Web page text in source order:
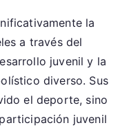
la
a través del
juvenil y la
diverso. Sus
el deporte, sino
juvenil